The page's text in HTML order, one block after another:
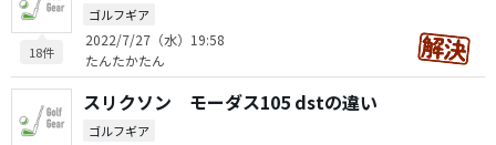
18件
ゴルフギア
2022/7/27（水）19:58
たんたかたん
スリクソン モーダス105 dstの違い
ゴルフギア